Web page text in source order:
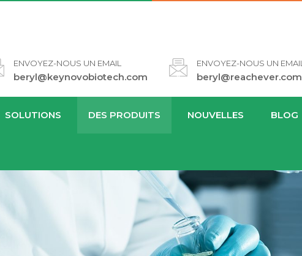
ENVOYEZ-NOUS UN EMAIL
beryl@keynovobiotech.com
ENVOYEZ-NOUS UN EMAIL
beryl@reachever.com
SOLUTIONS DES PRODUITS NOUVELLES BLOG